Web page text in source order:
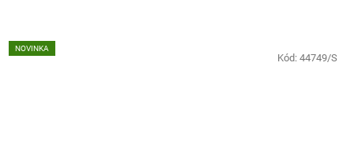
NOVINKA
Kód: 44749/S